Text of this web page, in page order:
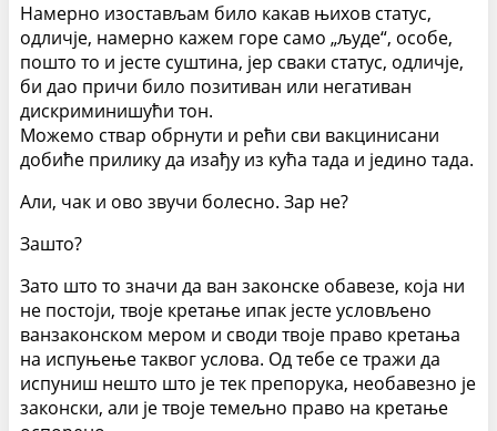
Намерно изостављам било какав њихов статус,
одличје, намерно кажем горе само „људе“, особе,
пошто то и јесте суштина, јер сваки статус, одличје,
би дао причи било позитиван или негативан
дискриминишући тон.
Можемо ствар обрнути и рећи сви вакцинисани
добиће прилику да изађу из кућа тада и једино тада.
Али, чак и ово звучи болесно. Зар не?
Зашто?
Зато што то значи да ван законске обавезе, која ни
не постоји, твоје кретање ипак јесте условљено
ванзаконском мером и своди твоје право кретања
на испуњење таквог услова. Од тебе се тражи да
испуниш нешто што је тек препорука, необавезно је
законски, али је твоје темељно право на кретање